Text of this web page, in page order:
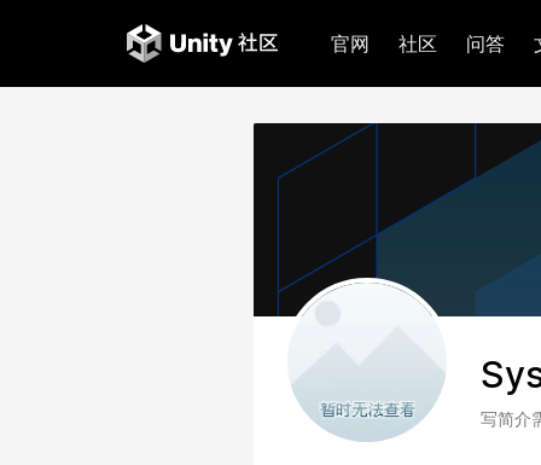
官网 社区 问答
写简介